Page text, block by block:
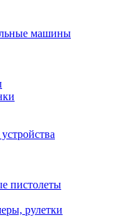
машины
пистолеты
рулетки